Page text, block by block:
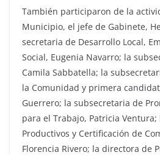
También participaron de la
Municipio, el jefe de Gabinete,
secretaria de Desarrollo Local,
Social, Eugenia Navarro; la
Camila Sabbatella; la
la Comunidad y primera
Guerrero; la subsecretaria de
para el Trabajo, Patricia
Productivos y Certificación de
Florencia Rivero; la directora de